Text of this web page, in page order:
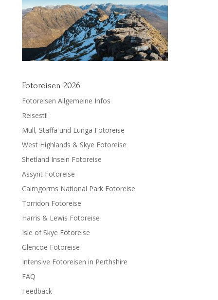
Fotoreisen 2026
Fotoreisen Allgemeine Infos
Reisestil
Mull, Staffa und Lunga Fotoreise
West Highlands & Skye Fotoreise
Shetland Inseln Fotoreise
Assynt Fotoreise
Cairngorms National Park Fotoreise
Torridon Fotoreise
Harris & Lewis Fotoreise
Isle of Skye Fotoreise
Glencoe Fotoreise
Intensive Fotoreisen in Perthshire
FAQ
Feedback